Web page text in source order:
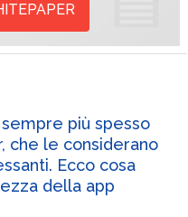
più spesso
che le considerano
Ecco cosa
della app